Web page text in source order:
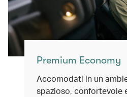
Premium Economy
Accomodati in un
spazioso, confortevole